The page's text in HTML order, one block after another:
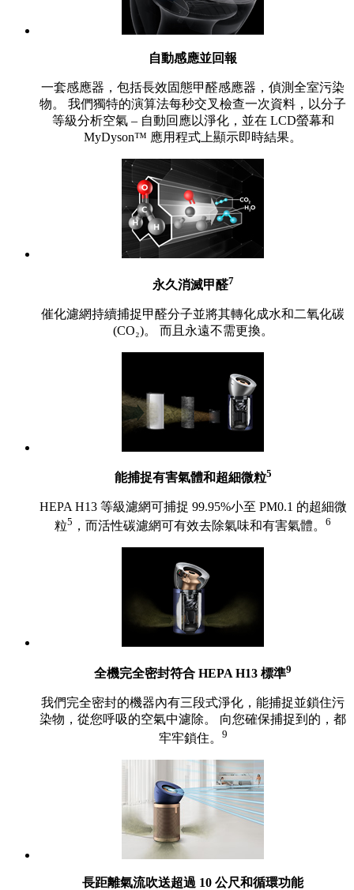
自動感應並回報
一套感應器，包括長效固態甲醛感應器，偵測全室污染
物。 我們獨特的演算法每秒交叉檢查一次資料，以分子
等級分析空氣 – 自動回應以淨化，並在 LCD螢幕和
MyDyson™ 應用程式上顯示即時結果。
永久消滅甲醛7
催化濾網持續捕捉甲醛分子並將其轉化成水和二氧化碳
(CO₂)。 而且永遠不需更換。
能捕捉有害氣體和超細微粒5
HEPA H13 等級濾網可捕捉 99.95%小至 PM0.1 的超細微
粒5 ，而活性碳濾網可有效去除氣味和有害氣體。 6
全機完全密封符合 HEPA H13 標準9
我們完全密封的機器內有三段式淨化，能捕捉並鎖住污
染物，從您呼吸的空氣中濾除。 向您確保捕捉到的，都
牢牢鎖住。 9
長距離氣流吹送超過 10 公尺和循環功能